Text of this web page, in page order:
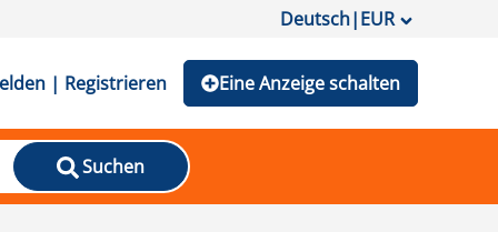
Deutsch|EUR
| Registrieren Eine Anzeige schalten
Suchen